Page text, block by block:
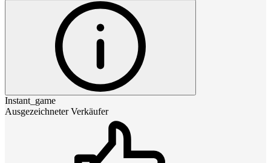
Instant_game
Ausgezeichneter Verkäufer